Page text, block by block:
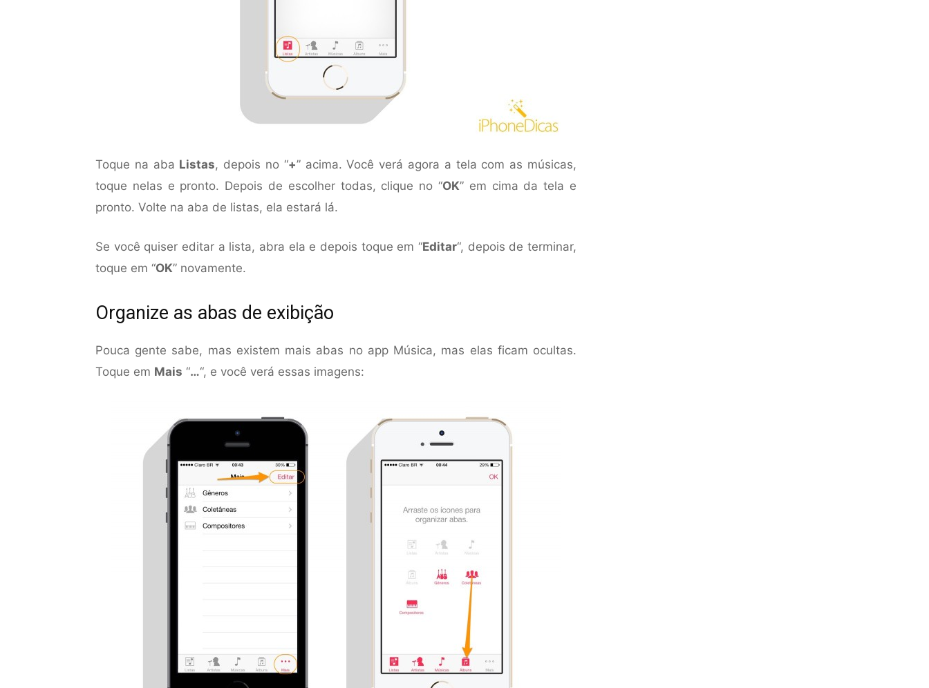
Toque na aba Listas, depois no “+” acima. Você verá agora a tela com as músicas,
toque nelas e pronto. Depois de escolher todas, clique no “OK” em cima da tela e
pronto. Volte na aba de listas, ela estará lá.
Se você quiser editar a lista, abra ela e depois toque em “Editar“, depois de terminar,
toque em “OK” novamente.
Organize as abas de exibição
Pouca gente sabe, mas existem mais abas no app Música, mas elas ficam ocultas.
Toque em Mais “…“, e você verá essas imagens: